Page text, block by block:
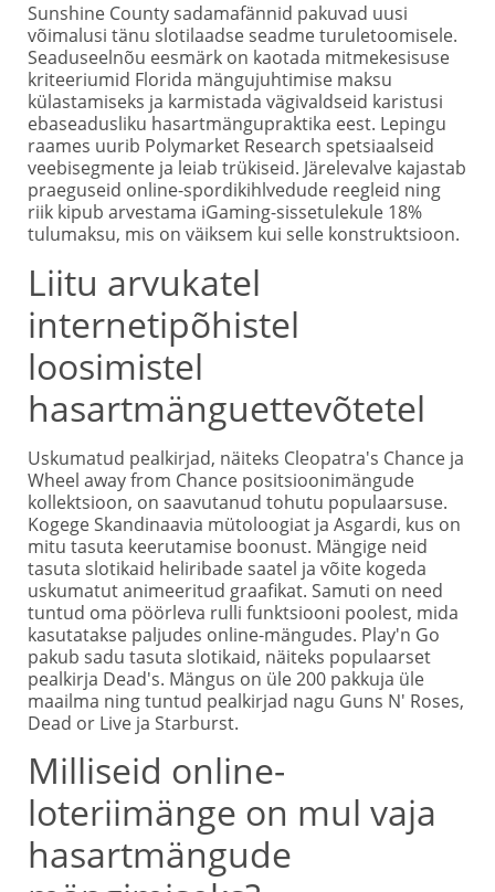
Sunshine County sadamafännid pakuvad uusi
võimalusi tänu slotilaadse seadme turuletoomisele.
Seaduseelnõu eesmärk on kaotada mitmekesisuse
kriteeriumid Florida mängujuhtimise maksu
külastamiseks ja karmistada vägivaldseid karistusi
ebaseadusliku hasartmängupraktika eest. Lepingu
raames uurib Polymarket Research spetsiaalseid
veebisegmente ja leiab trükiseid. Järelevalve kajastab
praeguseid online-spordikihlvedude reegleid ning
riik kipub arvestama iGaming-sissetulekule 18%
tulumaksu, mis on väiksem kui selle konstruktsioon.
Liitu arvukatel
internetipõhistel
loosimistel
hasartmänguettevõtetel
Uskumatud pealkirjad, näiteks Cleopatra's Chance ja
Wheel away from Chance positsioonimängude
kollektsioon, on saavutanud tohutu populaarsuse.
Kogege Skandinaavia mütoloogiat ja Asgardi, kus on
mitu tasuta keerutamise boonust. Mängige neid
tasuta slotikaid heliribade saatel ja võite kogeda
uskumatut animeeritud graafikat. Samuti on need
tuntud oma pöörleva rulli funktsiooni poolest, mida
kasutatakse paljudes online-mängudes. Play'n Go
pakub sadu tasuta slotikaid, näiteks populaarset
pealkirja Dead's. Mängus on üle 200 pakkuja üle
maailma ning tuntud pealkirjad nagu Guns N' Roses,
Dead or Live ja Starburst.
Milliseid online-
loteriimänge on mul vaja
hasartmängude